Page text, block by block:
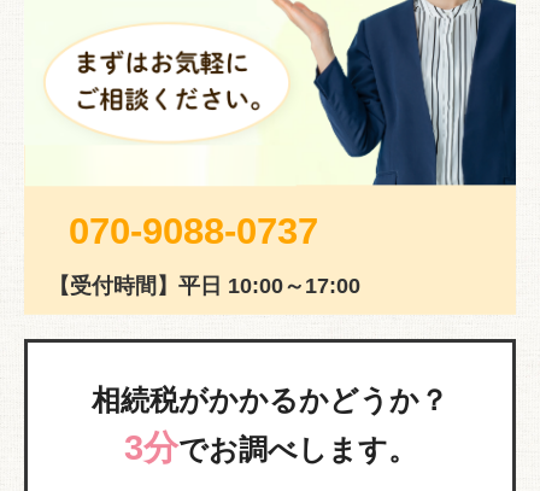
070-9088-0737
【受付時間】平日 10:00～17:00
相続税がかかるかどうか？
3分でお調べします。